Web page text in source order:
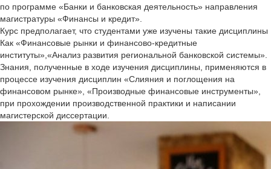
по программе «Банки и банковская деятельность» направления
магистратуры «Финансы и кредит».
Курс предполагает, что студентами уже изучены такие дисциплины
Как «Финансовые рынки и финансово-кредитные
институты»,«Анализ развития региональной банковской системы».
Знания, полученные в ходе изучения дисциплины, применяются в
процессе изучения дисциплин «Слияния и поглощения на
финансовом рынке», «Производные финансовые инструменты»,
при прохождении производственной практики и написании
магистерской диссертации.